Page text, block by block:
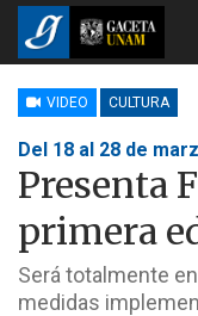
VIDEO CULTURA
Del 18 al 28 de
Presenta
primera
Será totalmente
medidas